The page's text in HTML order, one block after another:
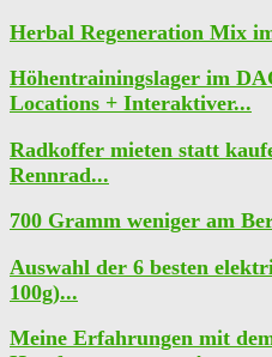
Herbal Regeneration Mix
Höhentrainingslager im
Locations + Interaktiver...
Radkoffer mieten statt
Rennrad...
700 Gramm weniger am
Auswahl der 6 besten
100g)...
Meine Erfahrungen mit